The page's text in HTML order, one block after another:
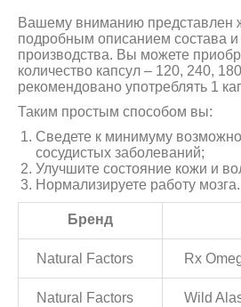
Вашему вниманию представлен
подробным описанием состава и
производства. Вы можете
количество капсул – 120, 240,
рекомендовано употреблять 1
Таким простым способом вы:
Сведете к минимуму
сосудистых заболеваний;
Улучшите состояние кожи и
Нормализируете работу мозга.
Бренд
Natural Factors Rx
Natural Factors Wild